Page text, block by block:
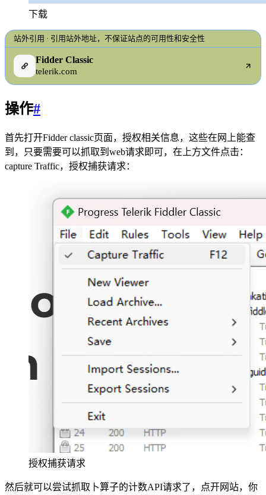
下载
站外引用 · 引用站外地址，不保证站点的可用性和安全性
Fidder Classic
telerik.com
操作#
首先打开Fidder classic页面，授权相关信息，这些在网上能查
到，只要需要可以抓取到web请求即可，在上方文件点击：
capture Traffic，授权捕获请求：
授权捕获请求
然后就可以尝试抓取卜算子的计数API请求了，点开网站，你